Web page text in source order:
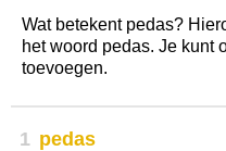
Wat betekent pedas?
het woord pedas. Je kunt
toevoegen.
1 pedas